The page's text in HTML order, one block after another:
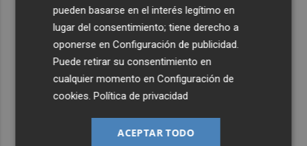
pueden basarse en el interés legítimo en
lugar del consentimiento; tiene derecho a
oponerse enConfiguración de publicidad
Puede retirar su consentimiento en
cualquier momento enConfiguración de
cookies .Política de privacidad
ACEPTAR TODO